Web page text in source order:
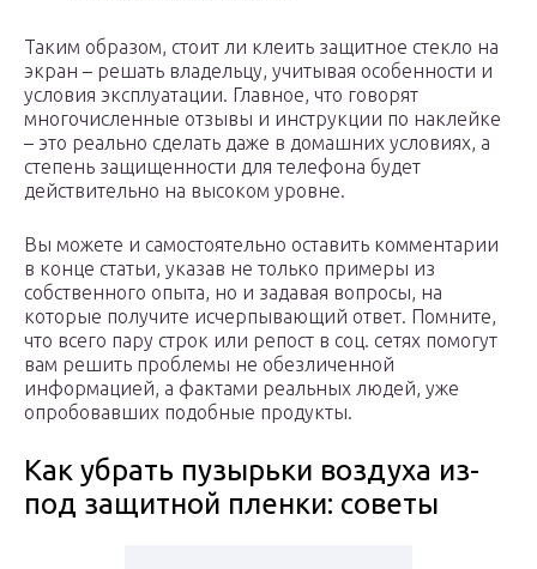
Таким образом, стоит ли клеить защитное стекло на
экран – решать владельцу, учитывая особенности и
условия эксплуатации. Главное, что говорят
многочисленные отзывы и инструкции по наклейке
– это реально сделать даже в домашних условиях, а
степень защищенности для телефона будет
действительно на высоком уровне.
Вы можете и самостоятельно оставить комментарии
в конце статьи, указав не только примеры из
собственного опыта, но и задавая вопросы, на
которые получите исчерпывающий ответ. Помните,
что всего пару строк или репост в соц. сетях помогут
вам решить проблемы не обезличенной
информацией, а фактами реальных людей, уже
опробовавших подобные продукты.
Как убрать пузырьки воздуха из-
под защитной пленки: советы